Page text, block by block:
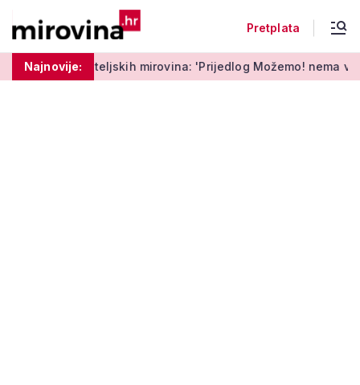
Pretplata
Najnovije:
mirovina: 'Prijedlog Možemo! nema veze s Vladinim'